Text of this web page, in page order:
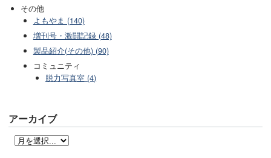
その他
よもやま (140)
増刊号・激闘記録 (48)
製品紹介(その他) (90)
コミュニティ
脱力写真室 (4)
アーカイブ